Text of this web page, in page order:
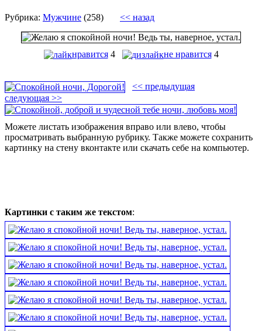
Рубрика: Мужчине (258) << назад
нравится 4 не нравится 4
<< предыдущая
следующая >>
Можете листать изображения вправо или влево, чтобы
просматривать выбранную рубрику. Также можете сохранить
картинку на стену вконтакте или скачать себе на компьютер.
Картинки с таким же текстом: